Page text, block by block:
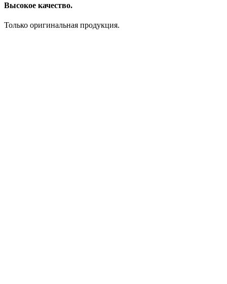
Высокое качество.
Только оригинальная продукция.